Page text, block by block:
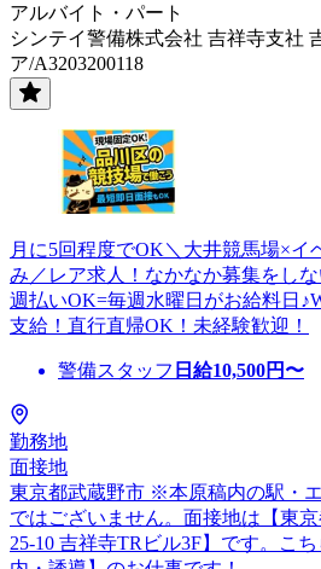
アルバイト・パート
シンテイ警備株式会社 吉祥寺支社
ア/A3203200118
月に5回程度でOK＼大井競馬場×イ
み／レア求人！なかなか募集をし
週払いOK=毎週水曜日がお給料日
支給！直行直帰OK！未経験歓迎！
警備スタッフ 日給10,500円〜
勤務地
面接地
東京都武蔵野市 ※本原稿内の駅・
ではございません。面接地は【東
25-10 吉祥寺TRビル3F】です。こ